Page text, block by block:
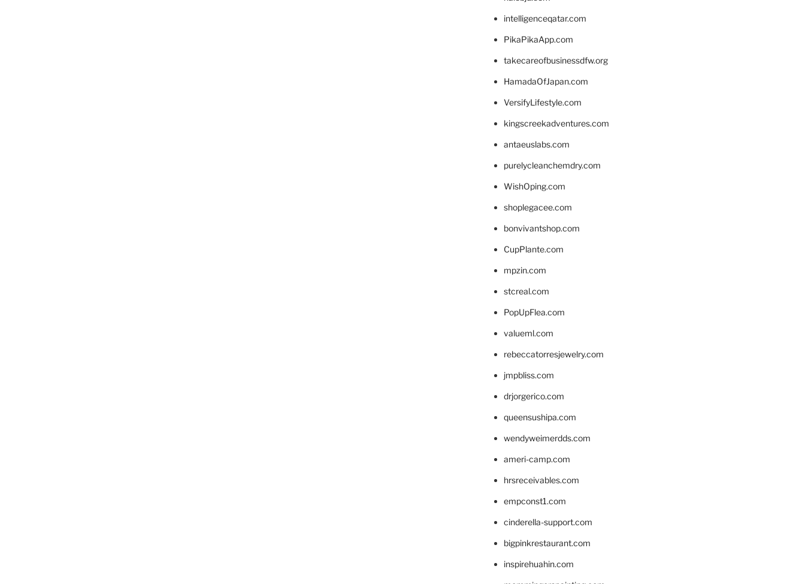
intelligenceqatar.com
PikaPikaApp.com
takecareofbusinessdfw.org
HamadaOfJapan.com
VersifyLifestyle.com
kingscreekadventures.com
antaeuslabs.com
purelycleanchemdry.com
WishOping.com
shoplegacee.com
bonvivantshop.com
CupPlante.com
mpzin.com
stcreal.com
PopUpFlea.com
valueml.com
rebeccatorresjewelry.com
jmpbliss.com
drjorgerico.com
queensushipa.com
wendyweimerdds.com
ameri-camp.com
hrsreceivables.com
empconst1.com
cinderella-support.com
bigpinkrestaurant.com
inspirehuahin.com